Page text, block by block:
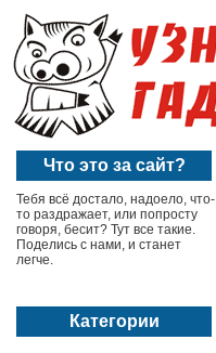
Что это за сайт?
Тебя всё достало, надоело, что-
то раздражает, или попросту
говоря, бесит? Тут все такие.
Поделись с нами, и станет
легче.
Категории